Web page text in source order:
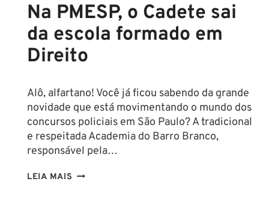
Na PMESP, o Cadete sai
da escola formado em
Direito
Alô, alfartano! Você já ficou sabendo da grande
novidade que está movimentando o mundo dos
concursos policiais em São Paulo? A tradicional
e respeitada Academia do Barro Branco,
responsável pela…
LEIA MAIS NA